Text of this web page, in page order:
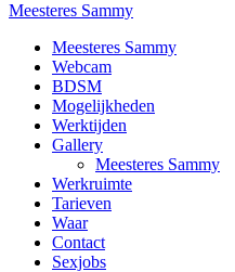
Meesteres Sammy
Primary
Menu
Meesteres Sammy
Webcam
BDSM
Mogelijkheden
Werktijden
Gallery
Meesteres Sammy
Werkruimte
Tarieven
Waar
Contact
Sexjobs